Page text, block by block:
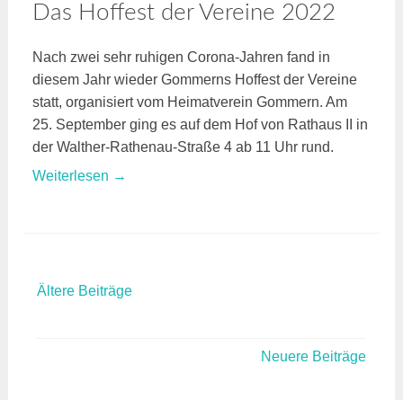
Das Hoffest der Vereine 2022
Nach zwei sehr ruhigen Corona-Jahren fand in
diesem Jahr wieder Gommerns Hoffest der Vereine
statt, organisiert vom Heimatverein Gommern. Am
25. September ging es auf dem Hof von Rathaus II in
der Walther-Rathenau-Straße 4 ab 11 Uhr rund.
Weiterlesen „Das
→
Beitragsnavigation
Ältere Beiträge
Neuere Beiträge